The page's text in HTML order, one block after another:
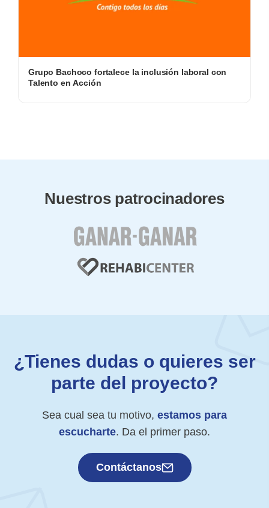
Grupo Bachoco fortalece la inclusión laboral con
Talento en Acción
Nuestros patrocinadores
¿Tienes dudas o quieres ser
parte del proyecto?
Sea cual sea tu motivo, estamos para
escucharte. Da el primer paso.
Contáctanos